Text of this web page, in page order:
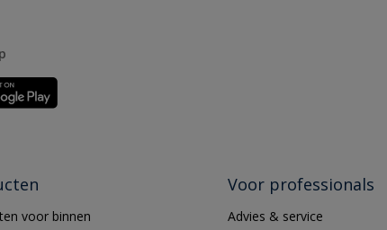
voor binnen
Voor professionals
Advies & service